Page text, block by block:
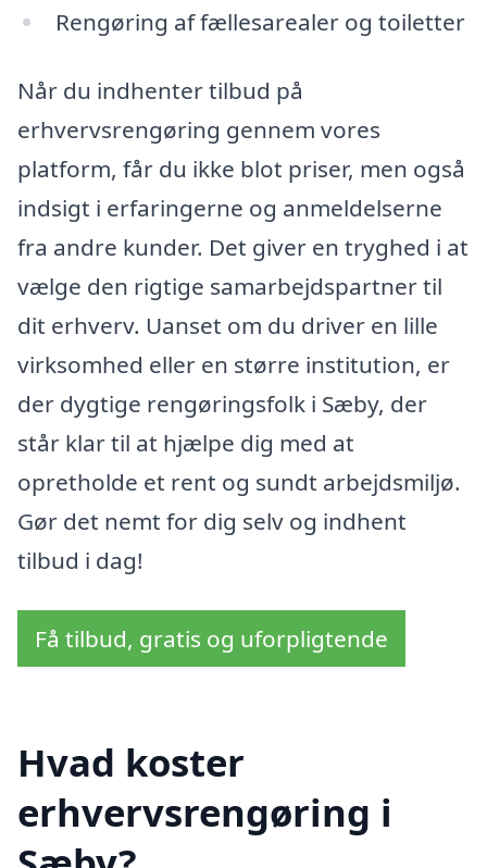
Rengøring af fællesarealer og toiletter
Når du indhenter tilbud på
erhvervsrengøring gennem vores
platform, får du ikke blot priser, men også
indsigt i erfaringerne og anmeldelserne
fra andre kunder. Det giver en tryghed i at
vælge den rigtige samarbejdspartner til
dit erhverv. Uanset om du driver en lille
virksomhed eller en større institution, er
der dygtige rengøringsfolk i Sæby, der
står klar til at hjælpe dig med at
opretholde et rent og sundt arbejdsmiljø.
Gør det nemt for dig selv og indhent
tilbud i dag!
Få tilbud, gratis og uforpligtende
Hvad koster
erhvervsrengøring i